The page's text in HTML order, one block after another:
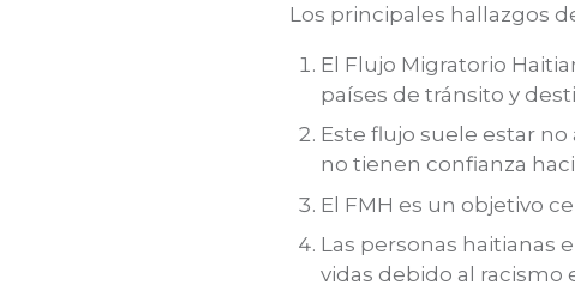
Los principales hallazgos
El Flujo Migratorio
países de tránsito y
Este flujo suele estar
no tienen confianza
El FMH es un objetivo
Las personas haitianas
vidas debido al racismo